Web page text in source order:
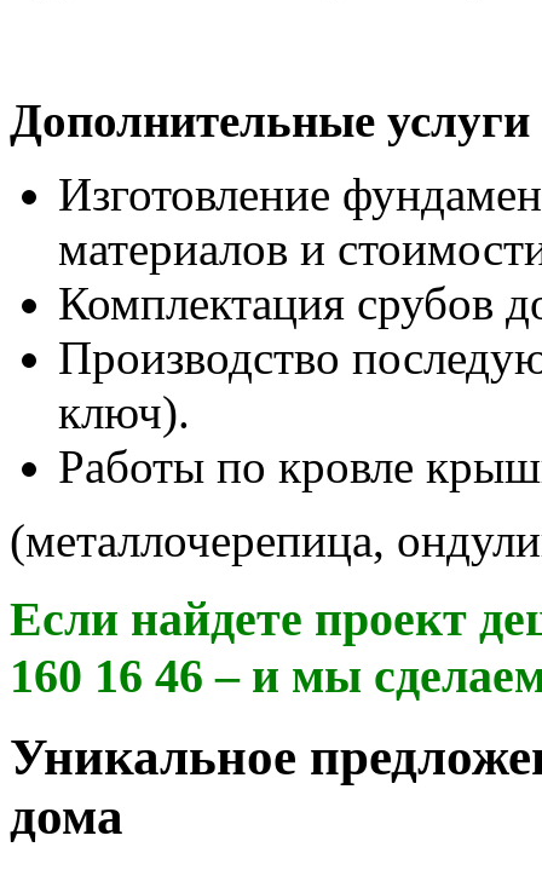
Дополнительные услуги
Изготовление
материалов и
Комплектация срубов
Производство
ключ).
Работы по кровле
(металлочерепица,
Если найдете проект
160 16 46 – и мы
Уникальное
дома